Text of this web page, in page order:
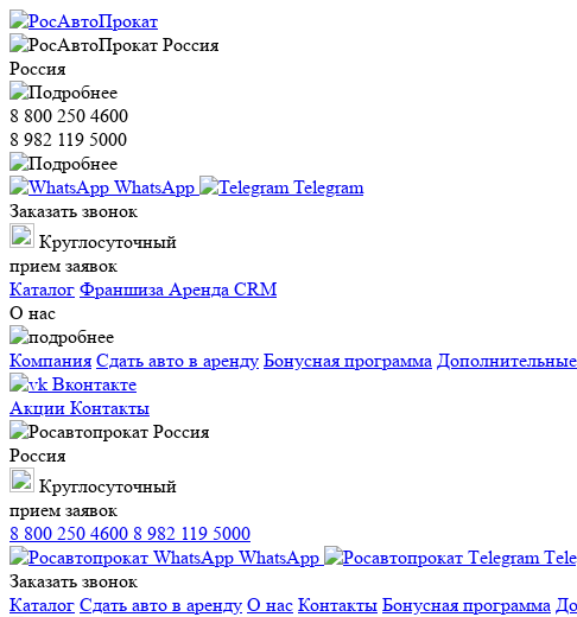
Россия
8 800 250 4600
8 982 119 5000
WhatsApp
Telegram
Заказать звонок
Круглосуточный
прием заявок
Каталог Франшиза Аренда CRM
О нас
Компания Сдать авто в аренду Бонусная программа
Вконтакте
Акции Контакты
Россия
Круглосуточный
прием заявок
8 800 250 4600 8 982 119 5000
WhatsApp
Заказать звонок
Каталог Сдать авто в аренду О нас Контакты Бонусная программа